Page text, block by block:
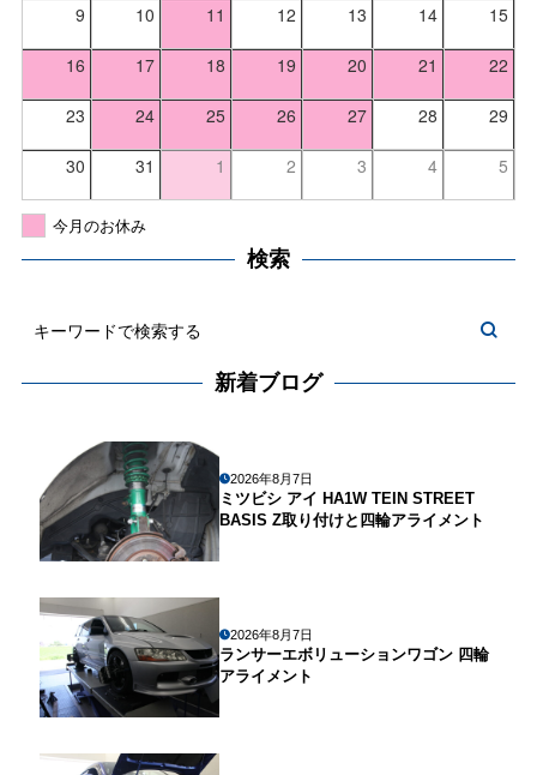
9 10 11 12 13 14 15
16 17 18 19 20 21 22
23 24 25 26 27 28 29
30 31 1 2 3 4 5
今月のお休み
検索
新着ブログ
2026年8月7日
ミツビシ アイ HA1W TEIN STREET
BASIS Z取り付けと四輪アライメント
2026年8月7日
ランサーエボリューションワゴン 四輪
アライメント